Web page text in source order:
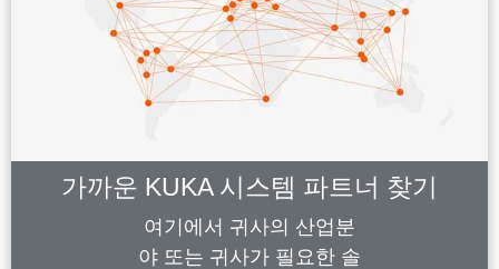
가까운 KUKA 시스템 파트너 찾기
여기에서 귀사의 산업분
야 또는 귀사가 필요한 솔